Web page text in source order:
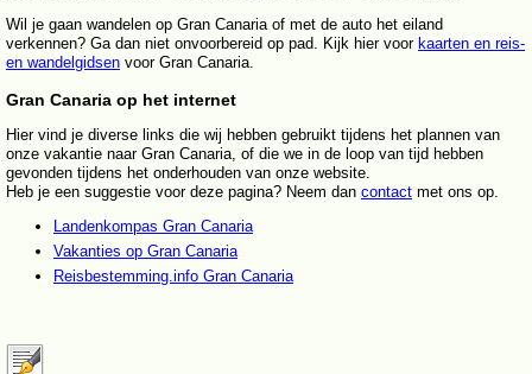
Wil je gaan wandelen op Gran Canaria of met de auto het eiland
verkennen? Ga dan niet onvoorbereid op pad. Kijk hier voor kaarten en reis-
en wandelgidsen voor Gran Canaria.
Gran Canaria op het internet
Hier vind je diverse links die wij hebben gebruikt tijdens het plannen van
onze vakantie naar Gran Canaria, of die we in de loop van tijd hebben
gevonden tijdens het onderhouden van onze website.
Heb je een suggestie voor deze pagina? Neem dan contact met ons op.
Landenkompas Gran Canaria
Vakanties op Gran Canaria
Reisbestemming.info Gran Canaria